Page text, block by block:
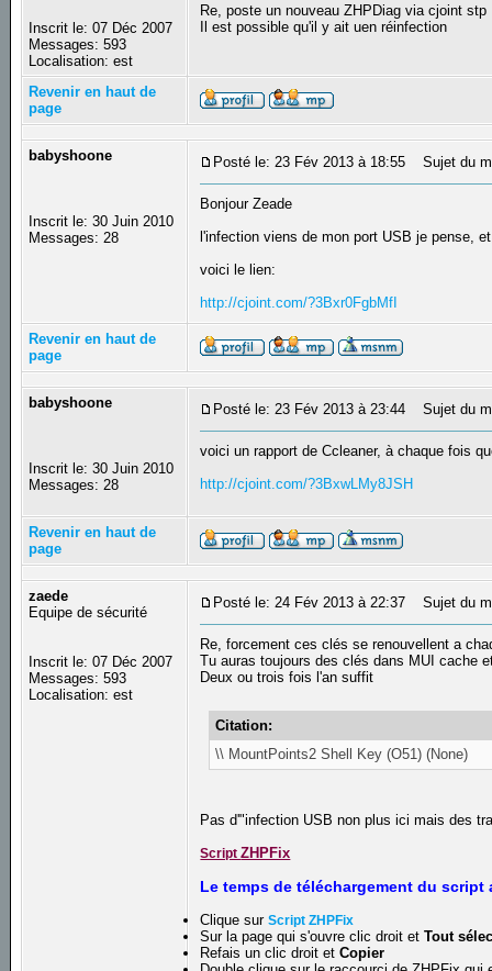
Inscrit le: 07 Déc 2007
Messages: 593
Localisation: est
Re, poste un nouveau ZHPDiag via cjoint stp
Il est possible qu'il y ait uen réinfection
Revenir en haut de
page
babyshoone
Inscrit le: 30 Juin 2010
Messages: 28
Posté le: 23 Fév 2013 à 18:55 Sujet du
Bonjour Zeade
l'infection viens de mon port USB je pense,
voici le lien:
http://cjoint.com/?3Bxr0FgbMfI
Revenir en haut de
page
babyshoone
Inscrit le: 30 Juin 2010
Messages: 28
Posté le: 23 Fév 2013 à 23:44 Sujet du
voici un rapport de Ccleaner, à chaque fois
http://cjoint.com/?3BxwLMy8JSH
Revenir en haut de
page
zaede
Equipe de sécurité
Inscrit le: 07 Déc 2007
Messages: 593
Localisation: est
Posté le: 24 Fév 2013 à 22:37 Sujet du
Re, forcement ces clés se renouvellent a
Tu auras toujours des clés dans MUI cache
Deux ou trois fois l'an suffit
Citation:
\\ MountPoints2 Shell Key (O51) (None)
Pas d'"infection USB non plus ici mais des
ScriptZHPFix
Le temps de téléchargement du
Clique surScript ZHPFix
Sur la page qui s'ouvre clic droit etTout
Refais un clic droit etCopier